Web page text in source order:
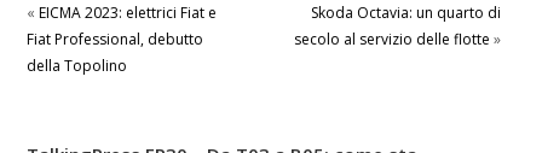
« EICMA 2023: elettrici Fiat e
Fiat Professional, debutto
della Topolino
Skoda Octavia: un quarto di
secolo al servizio delle flotte »